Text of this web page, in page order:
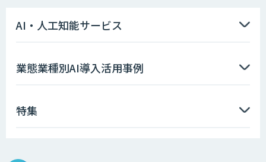
AI・人工知能サービス
業態業種別AI導入活用事例
特集